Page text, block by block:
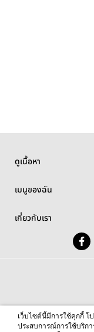
ดูเนื้อหา
เมนูของฉัน
เกี่ยวกับเรา
© 2026
This site is protected by
เว็บไซต์นี้มีการใช้คุกกี้ โ
ประสบการณ์การใช้บริก